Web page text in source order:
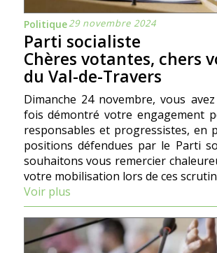
Politique29 novembre 2024
Parti socialiste
Chères votantes, chers
du Val-de-Travers
Dimanche 24 novembre, vous
fois démontré votre engagement
responsables et progressistes, en
positions défendues par le Parti
souhaitons vous remercier
votre mobilisation lors de ces
Voir plus